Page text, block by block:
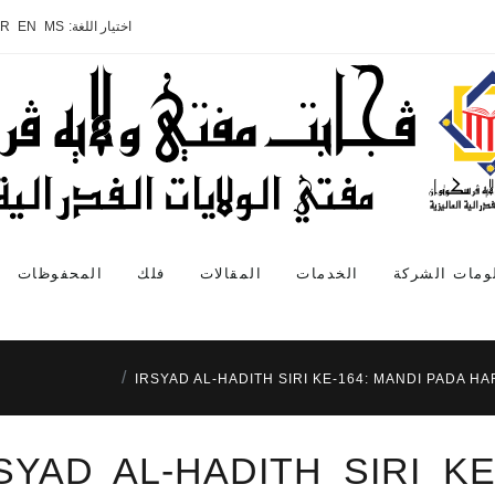
اختيار اللغة: MS
EN
الشركة الخدمات المقالات فلك المحفوظات
IRSYAD AL-HADITH SIRI KE-164: MANDI PADA
AL-HADITH SIRI